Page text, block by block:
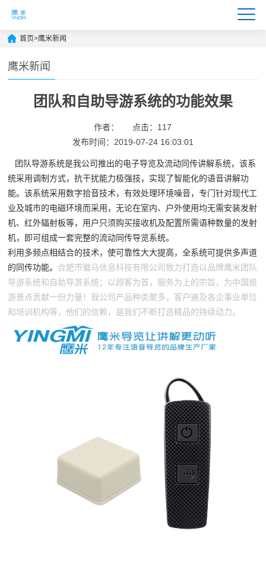
首页>鹰米新闻
鹰米新闻
团队和自助导游系统的功能效果
作者：
点击：117
发布时间：2019-07-24 16:03:01
团队导游系统是我公司推出的电子导览及流动同传讲解系统，该系
统采用调制方式，抗干扰能力极强技，实现了智能化的语音讲解功
能。该系统采用数字拾音技术，有效处理环境噪音，专门针对现代工
业及城市的电磁环境而采用，无论在室内、户外使用均无需安装发射
机、红外辐射板等，用户只须购买接收机及配置所需语种数量的发射
机，即可组成一套完整的流动同传导览系统。
利用多频点相结合的技术，使可靠性大大提高，全系统可提供多声道
的同传功能。 合肥市徽马信息科技有限公司致力打造以品牌鹰米团队
导游系统和自助导游系统；以顾客为首，服务为上的宗旨，为中国旅
游景点贡献一份力量！我公司产品种类聚多，客户遍及各企事业单位
和培训机构等，他们的信赖，是我们不断打造精品的持续动力。